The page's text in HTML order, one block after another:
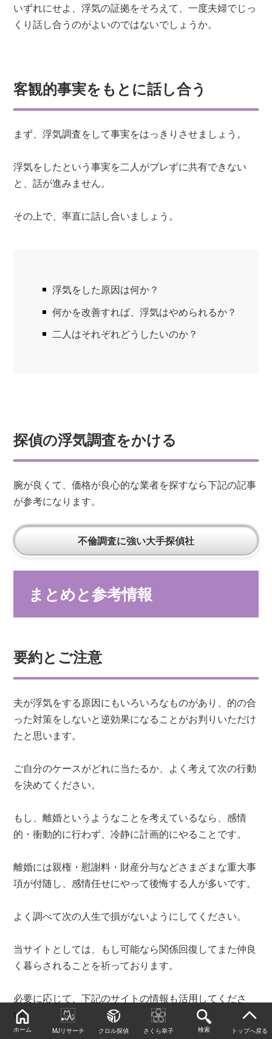
いずれにせよ、浮気の証拠をそろえて、一度夫婦でじっ
くり話し合うのがよいのではないでしょうか。
客観的事実をもとに話し合う
まず、浮気調査をして事実をはっきりさせましょう。
浮気をしたという事実を二人がブレずに共有できない
と、話が進みません。
その上で、率直に話し合いましょう。
浮気をした原因は何か？
何かを改善すれば、浮気はやめられるか？
二人はそれぞれどうしたいのか？
探偵の浮気調査をかける
腕が良くて、価格が良心的な業者を探すなら下記の記事
が参考になります。
不倫調査に強い大手探偵社
まとめと参考情報
要約とご注意
夫が浮気をする原因にもいろいろなものがあり、的の合
った対策をしないと逆効果になることがお判りいただけ
たと思います。
ご自分のケースがどれに当たるか、よく考えて次の行動
を決めてください。
もし、離婚というようなことを考えているなら、感情
的・衝動的に行わず、冷静に計画的にやることです。
離婚には親権・慰謝料・財産分与などさまざまな重大事
項が付随し、感情任せにやって後悔する人が多いです。
よく調べて次の人生で損がないようにしてください。
当サイトとしては、もし可能なら関係回復してまた仲良
く暮らされることを祈っております。
必要に応じて、下記のサイトの情報も活用してくださ
い。
ホーム MJリサーチ クロル探偵 さくら幸子 検索 トップへ戻る